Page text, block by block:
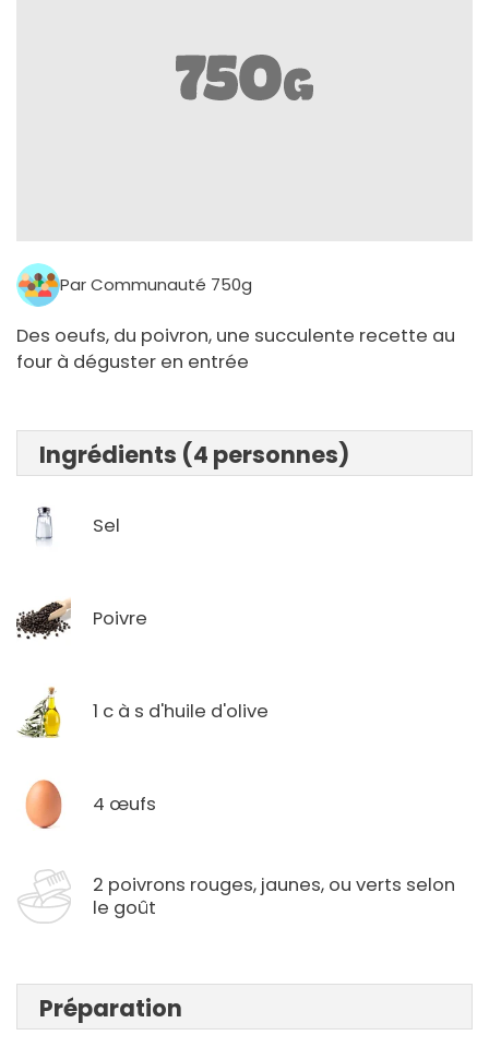
Par Communauté 750g
Des oeufs, du poivron, une succulente recette au
four à déguster en entrée
Ingrédients (4 personnes)
Sel
Poivre
1 c à s d'huile d'olive
4 œufs
2 poivrons rouges, jaunes, ou verts selon
le goût
Préparation